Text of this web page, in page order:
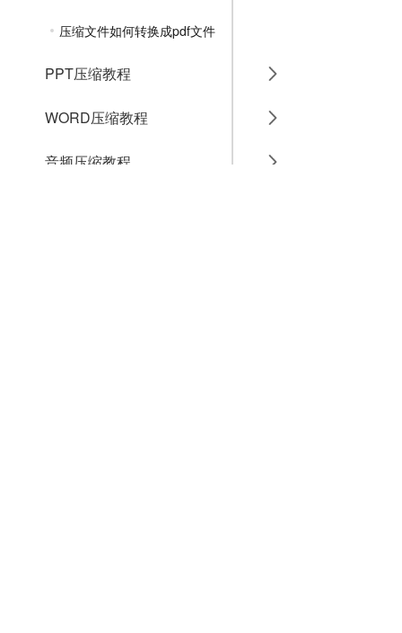
压缩文件如何转换成pdf文件
PPT压缩教程
WORD压缩教程
音频压缩教程